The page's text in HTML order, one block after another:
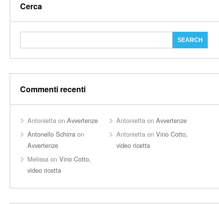
Cerca
Commenti recenti
Antonietta on Avvertenze Antonietta onAvvertenze
Antonello Schirra on
Avvertenze
Antonietta onVino Cotto,
video ricetta
Melissa on Vino Cotto,
video ricetta